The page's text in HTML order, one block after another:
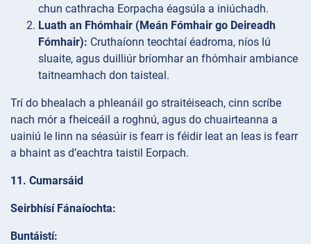
chun cathracha Eorpacha éagsúla a iniúchadh.
Luath an Fhómhair (Meán Fómhair go Deireadh
Fómhair): Cruthaíonn teochtaí éadroma, níos lú
sluaite, agus duilliúr bríomhar an fhómhair ambiance
taitneamhach don taisteal.
Trí do bhealach a phleanáil go straitéiseach, cinn scríbe
nach mór a fheiceáil a roghnú, agus do chuairteanna a
uainiú le linn na séasúir is fearr is féidir leat an leas is fearr
a bhaint as d’eachtra taistil Eorpach.
11. Cumarsáid
Seirbhísí Fánaíochta:
Buntáistí: